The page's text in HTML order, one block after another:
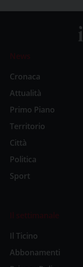
News
Cronaca
Attualità
Primo Piano
Territorio
Città
Politica
Sport
Il settimanale
Il Ticino
Abbonamenti